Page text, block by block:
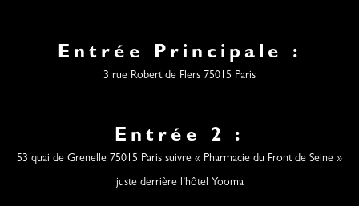
Entrée Principale :
3 rue Robert de Flers 75015 Paris
Entrée 2 :
53 quai de Grenelle 75015 Paris suivre « Pharmacie du Front de Seine »
juste derrière l’hôtel Yooma